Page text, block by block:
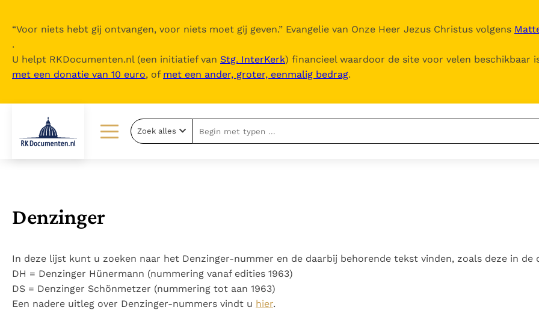
“Voor niets hebt gij ontvangen, voor niets moet gij geven.” Evangelie van Onze Heer Jezus Christus volgens
.
U helpt RKDocumenten.nl (een initiatief van Stg. InterKerk) financieel waardoor de site voor velen beschikbaar
met een donatie van 10 euro, of met een ander, groter, eenmalig bedrag.
Lezen
Thema’s
Denzinger Gebruiksvoorwaarden
parel van Gods
koninkrijk te
Gods Koninkrijk
groeit stilletjes door
toe
stad is zowel een gave
Zoek alles
Denzinger
In deze lijst kunt u zoeken naar het Denzinger-nummer en de daarbij behorende tekst vinden, zoals deze in de
DH = Denzinger Hünermann (nummering vanaf edities 1963)
DS = Denzinger Schönmetzer (nummering tot aan 1963)
Een nadere uitleg over Denzinger-nummers vindt u hier.